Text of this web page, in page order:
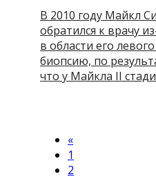
В 2010 году Майкл
обратился к врачу
в области его
биопсию, по
что у Майкла II
«
1
2